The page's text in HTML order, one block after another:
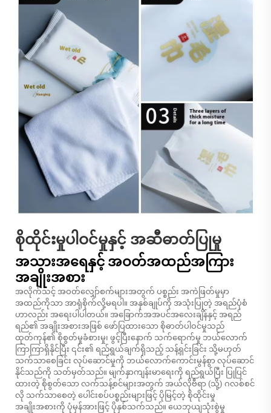
စိုထိုင်းမှုပါဝင်မှုနှင့် အဆီဓာတ်ပြုမှု
အသားအရေနှင့် အဝတ်အထည်အကြား
အချိုးအစား
အလိုက်သင့် အဝတ်လျှော်စက်များအတွက် ပစ္စည်း အကဲဖြတ်မှုမှာ
အထည်ကိုသာ အာရုံစိုက်လို့မရပါ။ အနှစ်ချုပ်ကို အသုံးပြုတဲ့ အရည်ပုံစံ
ဟာလည်း အရေးပါပါတယ်။ အခြောက်အအပင်အလေးချိန်နှင့် အရည်
ရည်၏ အချိုးအစားအဖြစ် ဖော်ပြထားသော စိုဓာတ်ပါဝင်မှုသည်
ထုတ်ကုန်၏ စိုစွတ်မှုခံစားမှု၊ ဖွင့်ပြီးနောက် သက်ရောက်မှု ဘယ်လောက်
ကြာကြာရှိနိုင်ပြီး ၎င်း၏ ရည်ရွယ်ချက်ရှိသည့် သန့်ရှင်းခြင်း သို့မဟုတ်
သက်သာစေခြင်း လုပ်ဆောင်မှုကို ဘယ်လောက်ကောင်းမွန်စွာ လုပ်ဆောင်
နိုင်သည်ကို သတ်မှတ်သည်။ မျက်နှာကျန်းမာရေးကို ရည်ရွယ်ပြီး ပြုပြင်
ထားတဲ့ စိုစွတ်သော လက်သန့်စင်များအတွက် အယ်လိုဗီရာ (သို့) ဂလစ်စင်
လို သက်သာစေတဲ့ ပေါင်းစပ်ပစ္စည်းများဖြင့် ပိုမြင့်တဲ့ စိုထိုင်းမှု
အချိုးအစားကို ပုံမှန်အားဖြင့် ပိုနှစ်သက်သည်။ ယေဘုယျသုံးစွဲမှု